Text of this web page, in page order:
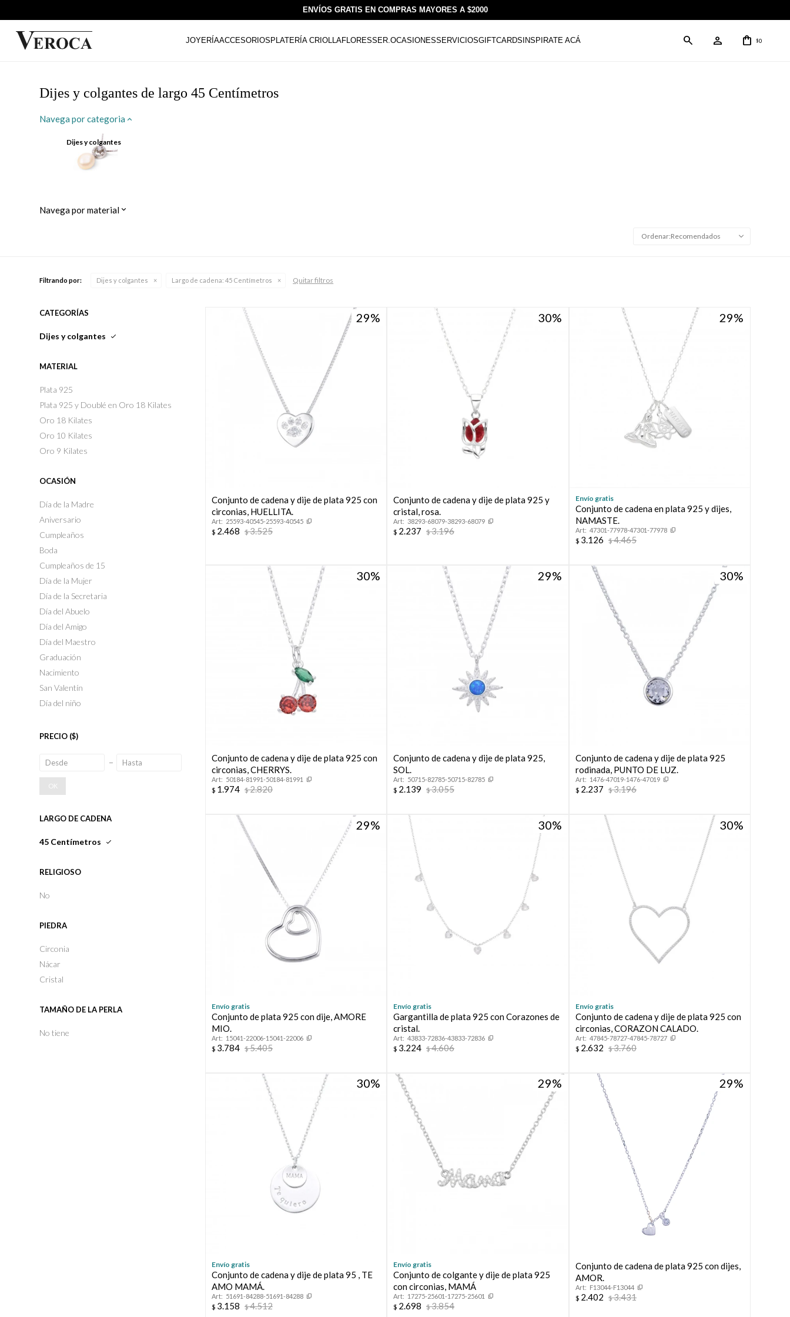
ENVÍOS GRATIS EN COMPRAS MAYORES A $2000
JOYERÍAACCESORIOS PLATERÍA CRIOLLAFLORESSER.OCASIONESSERVICIOSGIFTCARDS INSPIRATE ACÁ $0
Dijes y colgantes de largo 45 Centímetros
Navega por categoria
Dijes y colgantes
Navega por material
Recomendados
Filtrando por: Dijes y colgantes Largo de cadena: 45 Centímetros Quitar filtros
29
Conjunto de cadena y dije de plata 925 con
circonias, HUELLITA.
25593-40545-25593-40545
$ 2.468 $3.525
30
Conjunto de cadena y dije de plata 925 y
cristal, rosa.
38293-68079-38293-68079
$ 2.237 $3.196
29
Envío gratis
Conjunto de cadena en plata 925 y dijes,
NAMASTE.
47301-77978-47301-77978
$ 3.126 $4.465
30
Conjunto de cadena y dije de plata 925 con
circonias, CHERRYS.
50184-81991-50184-81991
$ 1.974 $2.820
29
Conjunto de cadena y dije de plata 925,
SOL.
50715-82785-50715-82785
$ 2.139 $3.055
30
Conjunto de cadena y dije de plata 925
rodinada, PUNTO DE LUZ.
1476-47019-1476-47019
$ 2.237 $3.196
29
Envío gratis
Conjunto de plata 925 con dije, AMORE
MIO.
15041-22006-15041-22006
$ 3.784 $5.405
30
Envío gratis
Gargantilla de plata 925 con Corazones de
cristal.
43833-72836-43833-72836
$ 3.224 $4.606
30
Envío gratis
Conjunto de cadena y dije de plata 925 con
circonias, CORAZON CALADO.
47845-78727-47845-78727
$ 2.632 $3.760
30
Envío gratis
Conjunto de cadena y dije de plata 95 , TE
AMO MAMÁ.
51691-84288-51691-84288
$ 3.158 $4.512
29
Envío gratis
Conjunto de colgante y dije de plata 925
con circonias, MAMÁ
17275-25601-17275-25601
$ 2.698 $3.854
29
Conjunto de cadena de plata 925 con dijes,
AMOR.
F13044-F13044
$ 2.402 $3.431
CATEGORÍAS
Dijes y colgantes
MATERIAL
Plata 925
Plata 925 y Doublé en Oro 18 Kilates
Oro 18 Kilates
Oro 10 Kilates
Oro 9 Kilates
OCASIÓN
Día de la Madre
Aniversario
Cumpleaños
Boda
Cumpleaños de 15
Día de la Mujer
Día de la Secretaria
Día del Abuelo
Día del Amigo
Día del Maestro
Graduación
Nacimiento
San Valentín
Día del niño
PRECIO ($)
OK
LARGO DE CADENA
45 Centímetros
RELIGIOSO
No
PIEDRA
Circonia
Nácar
Cristal
TAMAÑO DE LA PERLA
No tiene
Comprá ahora y Pagá
Después, hasta en 12
* sujeto aprobación crediticia.
Verifica si estás calificado para comprar con Pago
Después:
Estás calificado para comprar usando Pago